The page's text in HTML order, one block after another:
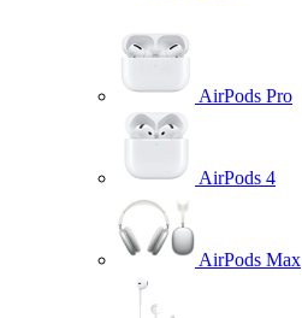
AirPods Pro
AirPods 4
AirPods Max